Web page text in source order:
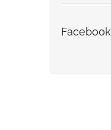
Facebook